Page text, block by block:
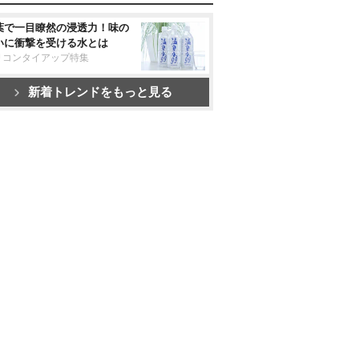
で一目瞭然の浸透力！味の
に衝撃を受ける水とは
コンタイアップ特集
新着トレンドをもっと見る